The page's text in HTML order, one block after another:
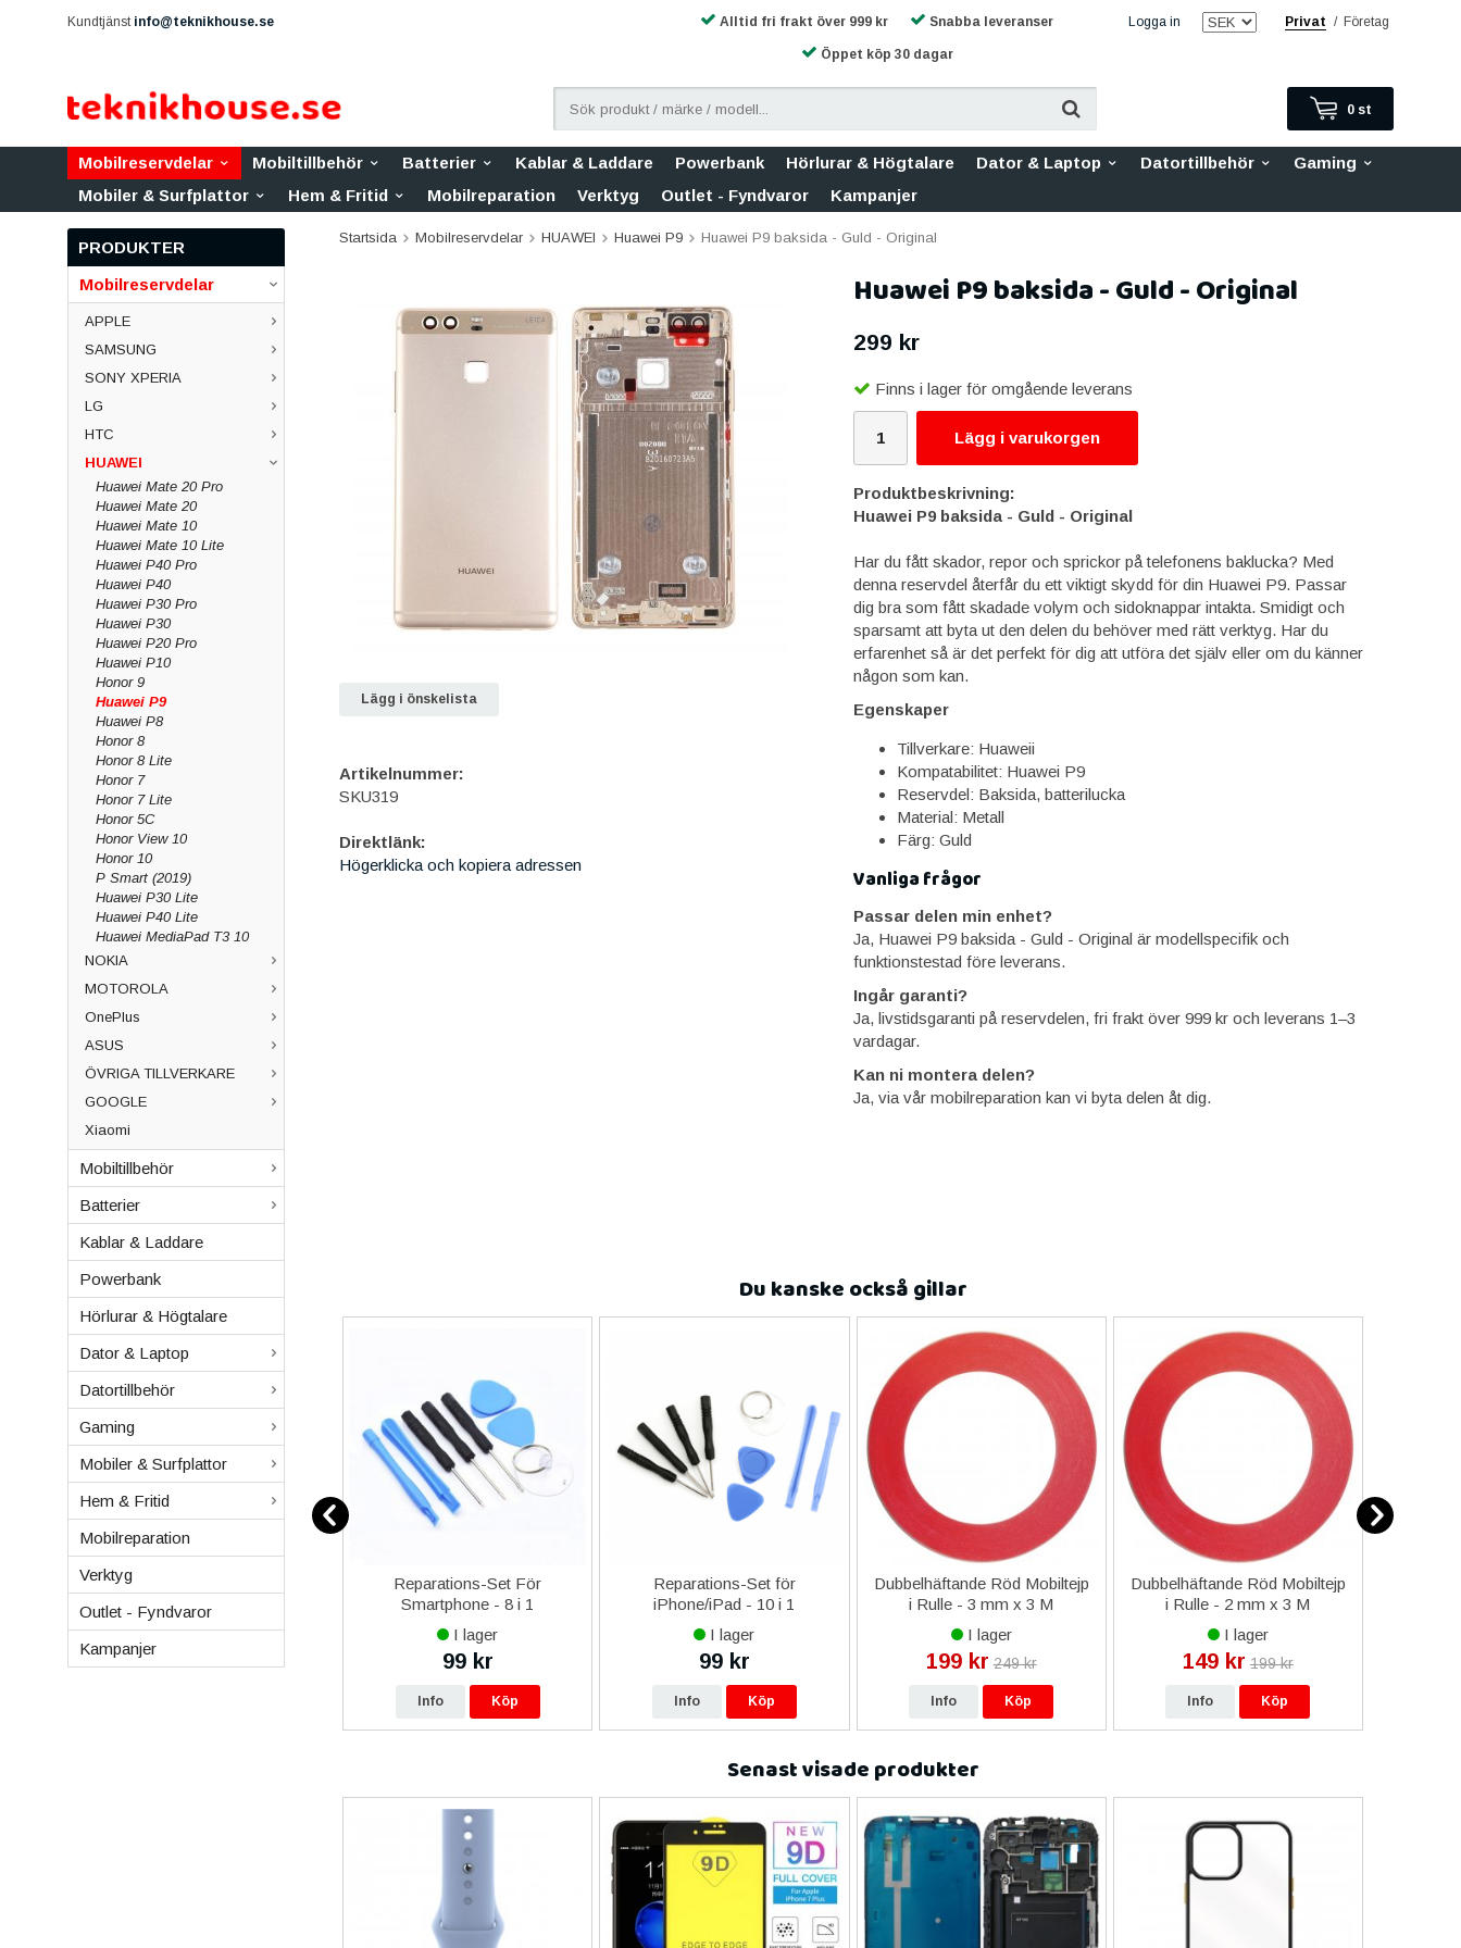
Kundtjänst info@teknikhouse.se Logga in Privat / Företag
Alltid fri frakt över 999 kr Snabba leveranser
Öppet köp 30 dagar
0 st
Mobilreservdelar Mobiltillbehör Batterier Kablar & Laddare Powerbank Hörlurar & Högtalare Dator & Laptop Datortillbehör
Gaming
Mobiler & Surfplattor
Hem & Fritid Mobilreparation Verktyg Outlet - Fyndvaror Kampanjer
PRODUKTER
Mobilreservdelar
APPLE
SAMSUNG
SONY XPERIA
LG
HTC
HUAWEI
Huawei Mate 20 Pro
Huawei Mate 20
Huawei Mate 10
Huawei Mate 10 Lite
Huawei P40 Pro
Huawei P40
Huawei P30 Pro
Huawei P30
Huawei P20 Pro
Huawei P10
Honor 9
Huawei P9
Huawei P8
Honor 8
Honor 8 Lite
Honor 7
Honor 7 Lite
Honor 5C
Honor View 10
Honor 10
P Smart (2019)
Huawei P30 Lite
Huawei P40 Lite
Huawei MediaPad T3 10
NOKIA
MOTOROLA
OnePlus
ASUS
ÖVRIGA TILLVERKARE
GOOGLE
Xiaomi
Mobiltillbehör
Batterier
Kablar & Laddare
Powerbank
Hörlurar & Högtalare
Dator & Laptop
Datortillbehör
Gaming
Mobiler & Surfplattor
Hem & Fritid
Mobilreparation
Verktyg
Outlet - Fyndvaror
Kampanjer
Startsida Mobilreservdelar HUAWEI Huawei P9 Huawei P9 baksida - Guld - Original
Huawei P9 baksida - Guld - Original
299 kr
Finns i lager för omgående leverans
Lägg i varukorgen
Produktbeskrivning:
Huawei P9 baksida - Guld - Original
Har du fått skador, repor och sprickor på telefonens baklucka? Med
denna reservdel återfår du ett viktigt skydd för din Huawei P9. Passar
dig bra som fått skadade volym och sidoknappar intakta. Smidigt och
sparsamt att byta ut den delen du behöver med rätt verktyg. Har du
erfarenhet så är det perfekt för dig att utföra det själv eller om du känner
någon som kan.
Egenskaper
Tillverkare: Huaweii
Kompatabilitet: Huawei P9
Reservdel: Baksida, batterilucka
Material: Metall
Färg: Guld
Vanliga frågor
Passar delen min enhet?
Ja, Huawei P9 baksida - Guld - Original är modellspecifik och
funktionstestad före leverans.
Ingår garanti?
Ja, livstidsgaranti på reservdelen, fri frakt över 999 kr och leverans 1–3
vardagar.
Kan ni montera delen?
Ja, via vår mobilreparation kan vi byta delen åt dig.
Lägg i önskelista
Artikelnummer:
SKU319
Direktlänk:
Högerklicka och kopiera adressen
Du kanske också gillar
Samsung Galaxy Xcover 5
Batteri Original
I lager
479 kr 490 kr
Reparations-Set För
Smartphone - 8 i 1
I lager
99 kr
Info Köp
Reparations-Set för
iPhone/iPad - 10 i 1
I lager
99 kr
Info Köp
Dubbelhäftande Röd Mobiltejp
i Rulle - 3 mm x 3 M
I lager
199 kr 249 kr
Info Köp
Dubbelhäftande Röd Mobiltejp
i Rulle - 2 mm x 3 M
I lager
149 kr 199 kr
Info Köp
Senast visade produkter